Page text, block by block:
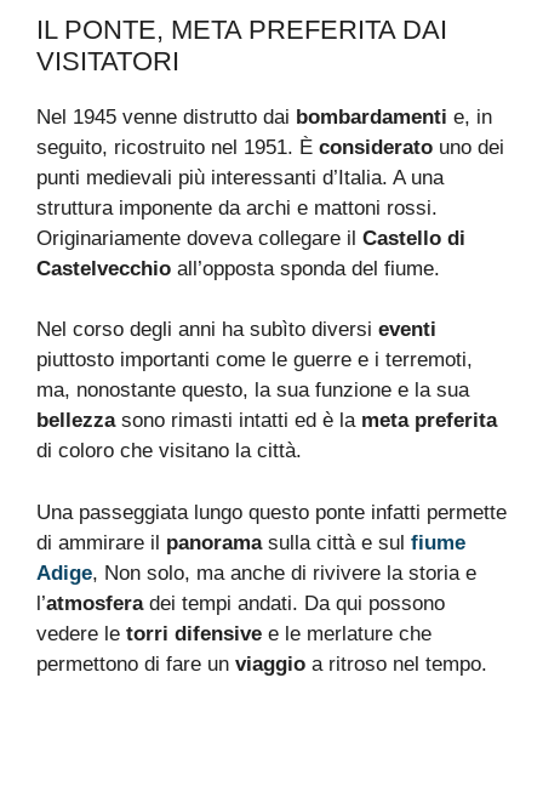
IL PONTE, META PREFERITA DAI
VISITATORI
Nel 1945 venne distrutto dai bombardamenti e, in
seguito, ricostruito nel 1951. È considerato uno dei
punti medievali più interessanti d’Italia. A una
struttura imponente da archi e mattoni rossi.
Originariamente doveva collegare il Castello di
Castelvecchio all’opposta sponda del fiume.
Nel corso degli anni ha subìto diversi eventi
piuttosto importanti come le guerre e i terremoti,
ma, nonostante questo, la sua funzione e la sua
bellezzasono rimasti intatti ed è la meta preferita
di coloro che visitano la città.
Una passeggiata lungo questo ponte infatti permette
di ammirare il panoramasulla città e sul fiume
Adige, Non solo, ma anche di rivivere la storia e
l’atmosferadei tempi andati. Da qui possono
vedere le torri difensive e le merlature che
permettono di fare un viaggio a ritroso nel tempo.